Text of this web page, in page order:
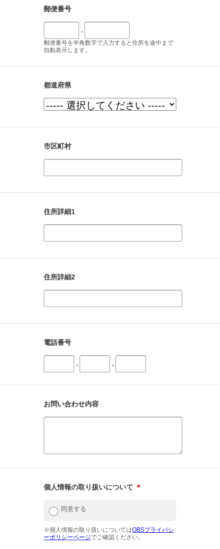
郵便番号
-
郵便番号を半角数字で入力すると住所を途中まで
自動表示します。
都道府県
市区町村
住所詳細1
住所詳細2
電話番号
- -
お問い合わせ内容
個人情報の取り扱いについて ＊
同意する
※個人情報の取り扱いについてはOBSプライバシ
ーポリシーページでご確認ください。